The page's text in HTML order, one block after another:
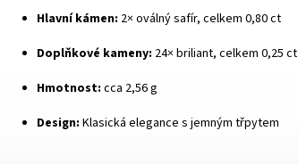
Hlavní kámen: 2× oválný safír, celkem 0,80 ct
Doplňkové kameny: 24× briliant, celkem 0,25 ct
Hmotnost: cca 2,56 g
Design: Klasická elegance s jemným třpytem